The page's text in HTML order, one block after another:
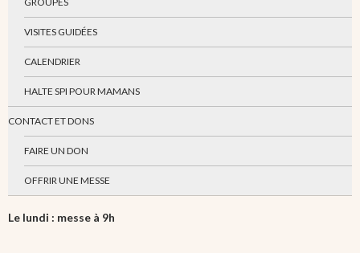
VISITES GUIDÉES
CALENDRIER
HALTE SPI POUR MAMANS
CONTACT ET DONS
FAIRE UN DON
OFFRIR UNE MESSE
Le lundi : messe à 9h